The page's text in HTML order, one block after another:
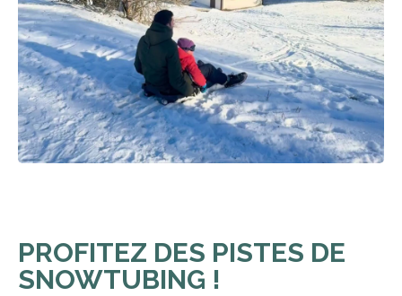
PROFITEZ DES PISTES DE
SNOWTUBING !